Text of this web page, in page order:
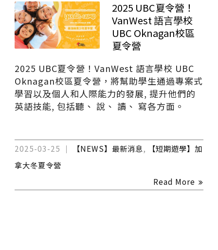
2025 UBC夏令營！
VanWest 語言學校
UBC Oknagan校區
夏令營
2025 UBC夏令營！VanWest 語言學校 UBC
Oknagan校區夏令營，將幫助學生通過專案式
學習以及個人和人際能力的發展, 提升他們的
英語技能, 包括聽、 說、 讀、 寫各方面。
2025-03-25 【NEWS】最新消息,
【短期遊學】加
拿大冬夏令營
Read More